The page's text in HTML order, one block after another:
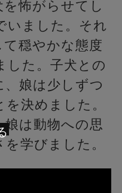
怖がらせてし
いました。それ
て穏やかな態度
した。子犬との
娘は少しずつ
決めました。
娘は動物への思
学びました。